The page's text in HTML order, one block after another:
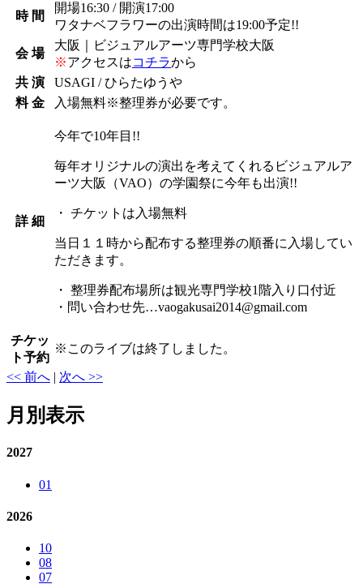
時 間
開場16:30 / 開演17:00
ワタナベフラワーの出演時間は19:00予定!!
会 場
大阪｜ビジュアルアーツ専門学校大阪
※アクセスはコチラから
共 演
USAGI / ひらたゆうや
料 金
入場無料※整理券が必要です。
詳 細
今年で10年目!!
毎年オリジナルの演出を考えてくれるビジュアルア
ーツ大阪（VAO）の学園祭に今年も出演!!
・ チケットは入場無料
当日１１時から配布する整理券の順番に入場してい
ただきます。
・ 整理券配布場所は観光専門学校1階入り口付近
・問い合わせ先…vaogakusai2014@gmail.com
チケッ
ト予約
※ このライブは終了しました。
<< 前へ | 次へ >>
月別表示
2027
01
2026
10
08
07